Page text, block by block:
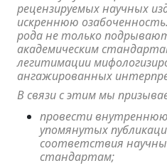
рецензируемых научных
искреннюю
рода не только
академическим
легитимации
ангажированных
В связи с этим мы
провести внутреннюю
упомянутых
соответствия
стандартам;